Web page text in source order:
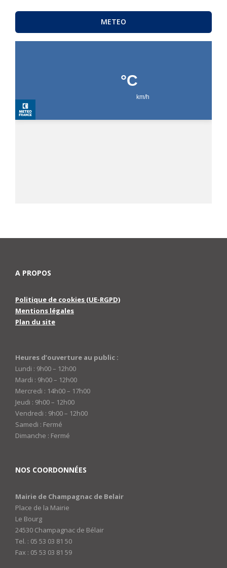
METEO
A PROPOS
Politique de cookies (UE-RGPD)
Mentions légales
Plan du site
Heures d’ouverture au public :
Lundi : 9h00 – 12h00
Mardi : 9h00 – 12h00
Mercredi : 14h00 – 17h00
Jeudi : 9h00 – 12h00
Vendredi : 9h00 – 12h00
Samedi : Fermé
Dimanche : Fermé
NOS COORDONNÉES
Mairie de Champagnac de Belair
Place de la Mairie
Le Bourg
24530 Champagnac de Bélair
Tel. : 05 53 03 81 50
Fax : 05 53 03 81 59